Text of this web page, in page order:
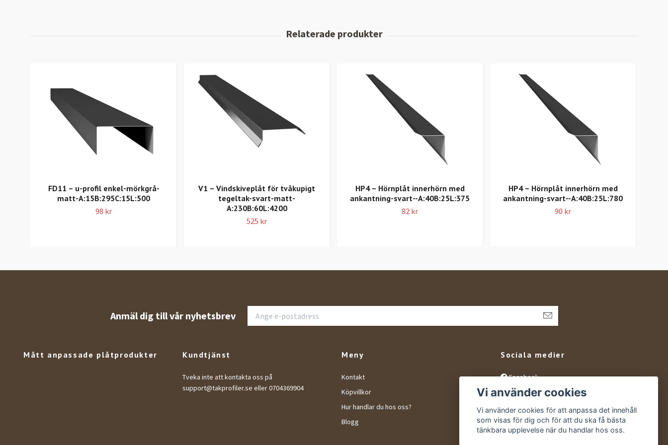
FD11 – u-profil enkel-mörkgrå-
matt-A:15B:295C:15L:500
98 kr
V1 – Vindskiveplåt för tvåkupigt
tegeltak-svart-matt-
A:230B:60L:4200
525 kr
HP4 – Hörnplåt innerhörn med
ankantning-svart--A:40B:25L:375
82 kr
HP4 – Hörnplåt innerhörn med
ankantning-svart--A:40B:25L:780
90 kr
Anmäl dig till vår nyhetsbrev
Mått anpassade plåtprodukter Kundtjänst
Tveka inte att kontakta oss på
support@takprofiler.se eller 0704369904
Meny
Kontakt
Köpvillkor
Hur handlar du hos oss?
Blogg
Sociala medier
Facebook
Instagram
YouTube
Vi använder cookies
Vi använder cookies för att anpassa det innehåll
som visas för dig och för att du ska få bästa
tänkbara upplevelse när du handlar hos oss.